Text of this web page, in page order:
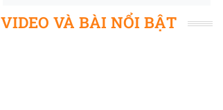
VIDEO VÀ BÀI NỔI BẬT